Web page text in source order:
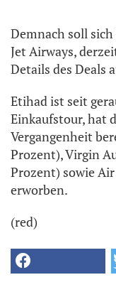
Demnach soll sich
Jet Airways,
Details des Deals
Etihad ist seit
Einkaufstour, hat
Vergangenheit
Prozent), Virgin
Prozent) sowie
erworben.
(red)